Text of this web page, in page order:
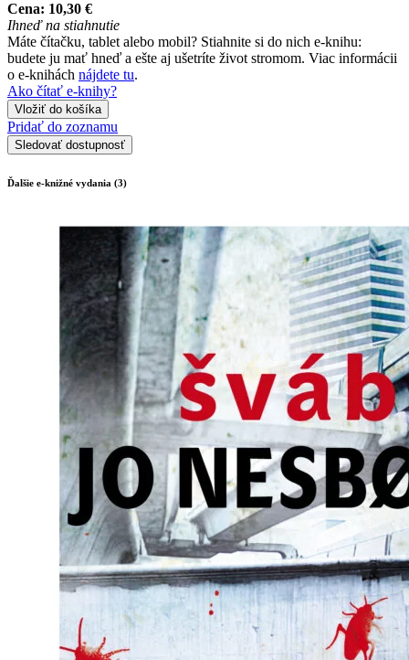
Cena: 10,30 €
Ihneď na stiahnutie
Máte čítačku, tablet alebo mobil? Stiahnite si do nich e-knihu:
budete ju mať hneď a ešte aj ušetríte život stromom. Viac informácii
o e-knihách nájdete tu.
Ako čítať e-knihy?
Vložiť do košíka
Pridať do zoznamu
Sledovať dostupnosť
Ďalšie e-knižné vydania (3)